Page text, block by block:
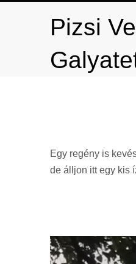
Pizsi
Egy regény is
de álljon itt egy kis